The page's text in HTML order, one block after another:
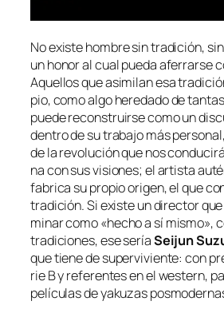
No exis­te hom­bre sin tra­di­ción,
un ho­nor al cual pue­da afe­rrar­se
Aquellos que asi­mi­lan esa
pio, co­mo al­go he­re­da­do de
pue­de re­cons­truir­se co­mo un
den­tro de su tra­ba­jo más
de la re­vo­lu­ción que nos
na con sus vi­sio­nes; el ar­tis­ta
fa­bri­ca su pro­pio ori­gen, el que
tra­di­ción. Si exis­te un di­rec­tor
mi­nar co­mo «he­cho a sí mis­mo»,
tra­di­cio­nes, ese se­ríaSeijun
que tie­ne de su­per­vi­vien­te: con
rie B y re­fe­ren­tes en elwes­tern,
pe­lí­cu­las de ya­ku­zas